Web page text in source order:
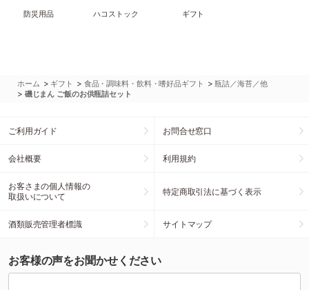
防災用品 ハコストック ギフト
ホーム > ギフト > 食品・調味料・飲料・嗜好品ギフト >瓶詰／海苔／他
> 磯じまん ご飯のお供瓶詰セット
ご利用ガイド お問合せ窓口
会社概要 利用規約
お客さまの個人情報の
取扱いについて
特定商取引法に基づく表示
酒類販売管理者標識 サイトマップ
お客様の声をお聞かせください